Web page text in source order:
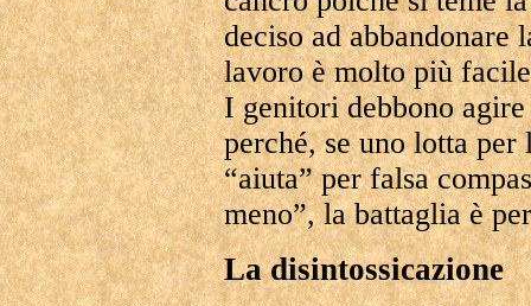
deciso ad abbandonare
lavoro è molto più
I genitori debbono
perché, se uno lotta per
“aiuta” per falsa
meno”, la battaglia è
La disintossicazione